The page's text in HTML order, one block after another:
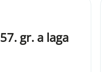
gr. a laga